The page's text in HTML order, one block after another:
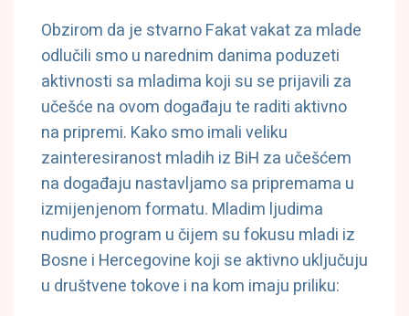
Obzirom da je stvarno Fakat vakat za mlade
odlučili smo u narednim danima poduzeti
aktivnosti sa mladima koji su se prijavili za
učešće na ovom događaju te raditi aktivno
na pripremi. Kako smo imali veliku
zainteresiranost mladih iz BiH za učešćem
na događaju nastavljamo sa pripremama u
izmijenjenom formatu. Mladim ljudima
nudimo program u čijem su fokusu mladi iz
Bosne i Hercegovine koji se aktivno uključuju
u društvene tokove i na kom imaju priliku: